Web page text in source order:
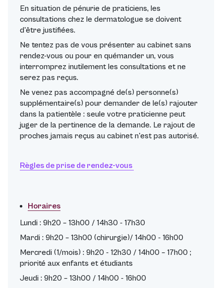
En situation de pénurie de praticiens, les
consultations chez le dermatologue se doivent
d'être justifiées.
Ne tentez pas de vous présenter au cabinet sans
rendez-vous ou pour en quémander un, vous
interromprez inutilement les consultations et ne
serez pas reçus.
Ne venez pas accompagné de(s) personne(s)
supplémentaire(s) pour demander de le(s) rajouter
dans la patientèle : seule votre praticienne peut
juger de la pertinence de la demande. Le rajout de
proches jamais reçus au cabinet n'est pas autorisé.
Règles de prise de rendez-vous
Horaires
Lundi : 9h20 – 13h00 / 14h30 - 17h30
Mardi : 9h20 – 13h00 (chirurgie)/ 14h00 - 16h00
Mercredi (1/mois) : 9h20 - 12h30 / 14h00 – 17h00 ;
priorité aux enfants et étudiants
Jeudi : 9h20 – 13h00 / 14h00 - 16h00